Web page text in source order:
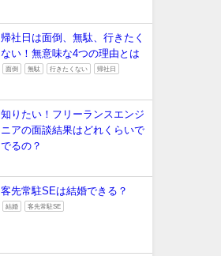
帰社日は面倒、無駄、行きたく
ない！無意味な4つの理由とは
面倒 無駄 行きたくない 帰社日
知りたい！フリーランスエンジ
ニアの面談結果はどれくらいで
でるの？
客先常駐SEは結婚できる？
結婚 客先常駐SE